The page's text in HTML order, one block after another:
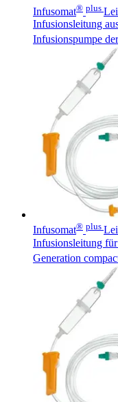
Gut zu wissen
MDR, eIFU & Co.
rund um unsere
Innovation Hub
Kontakt
Im Dialog mit B.
Verbindung.
Infusomat® plus
Infusionsleitung
Infusionspumpe
Infusomat® plus
Infusionsleitung
Generation